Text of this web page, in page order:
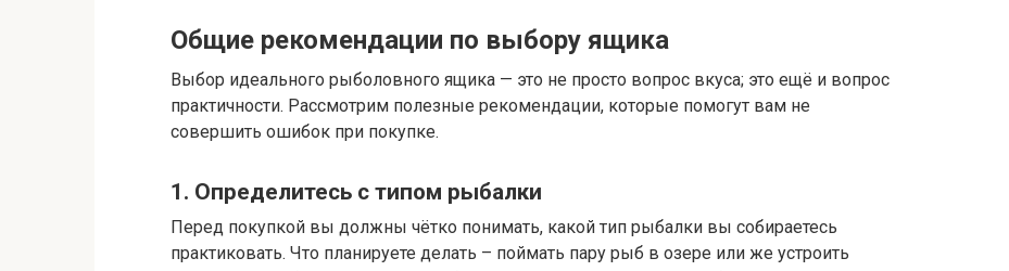
Общие рекомендации по выбору ящика
Выбор идеального рыболовного ящика — это не просто вопрос вкуса; это ещё и вопрос
практичности. Рассмотрим полезные рекомендации, которые помогут вам не
совершить ошибок при покупке.
1. Определитесь с типом рыбалки
Перед покупкой вы должны чётко понимать, какой тип рыбалки вы собираетесь
практиковать. Что планируете делать – поймать пару рыб в озере или же устроить